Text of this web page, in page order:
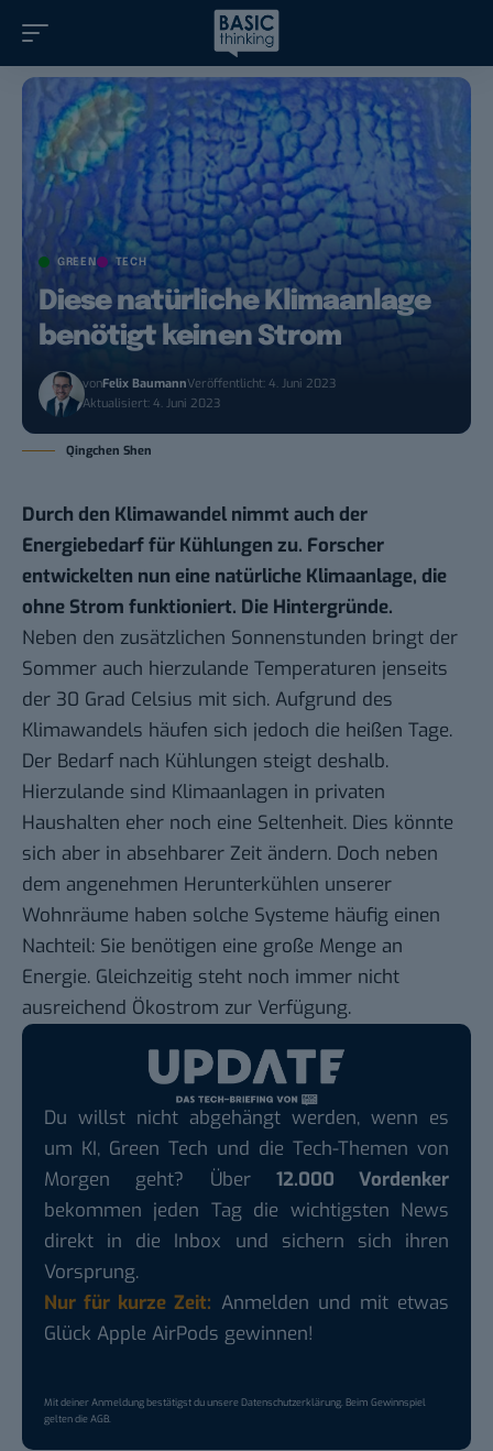
GREEN TECH
Diese natürliche Klimaanlage
benötigt keinen Strom
vonFelix BaumannVeröffentlicht: 4. Juni 2023
Aktualisiert: 4. Juni 2023
Qingchen Shen
Durch den Klimawandel nimmt auch der
Energiebedarf für Kühlungen zu. Forscher
entwickelten nun eine natürliche Klimaanlage, die
ohne Strom funktioniert. Die Hintergründe.
Neben den zusätzlichen Sonnenstunden bringt der
Sommer auch hierzulande Temperaturen jenseits
der 30 Grad Celsius mit sich. Aufgrund des
Klimawandels häufen sich jedoch die heißen Tage.
Der Bedarf nach Kühlungen steigt deshalb.
Hierzulande sind Klimaanlagen in privaten
Haushalten eher noch eine Seltenheit. Dies könnte
sich aber in absehbarer Zeit ändern. Doch neben
dem angenehmen Herunterkühlen unserer
Wohnräume haben solche Systeme häufig einen
Nachteil: Sie benötigen eine große Menge an
Energie. Gleichzeitig steht noch immer nicht
ausreichend Ökostrom zur Verfügung.
Du willst nicht abgehängt werden, wenn es
um KI, Green Tech und die Tech-Themen von
Morgen geht? Über 12.000 Vordenker
bekommen jeden Tag die wichtigsten News
direkt in die Inbox und sichern sich ihren
Vorsprung.
Nur für kurze Zeit: Anmelden und mit etwas
Glück Apple AirPods gewinnen!
Mit deiner Anmeldung bestätigst du unsereDatenschutzerklärung. Beim Gewinnspiel
gelten dieAGB.